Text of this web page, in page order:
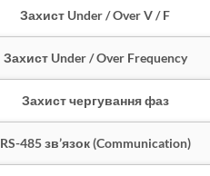
Захист Under / Over V / F
Захист Under / Over Frequency
Захист чергування фаз
RS-485 зв’язок (Communication)